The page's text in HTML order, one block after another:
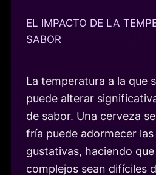
EL IMPACTO DE LA
SABOR
La temperatura a la que
puede alterar
de sabor. Una cerveza
fría puede adormecer las
gustativas, haciendo
complejos sean difíciles